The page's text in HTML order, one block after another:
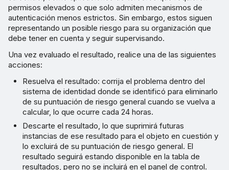
permisos elevados o que solo admiten mecanismos de
autenticación menos estrictos. Sin embargo, estos siguen
representando un posible riesgo para su organización que
debe tener en cuenta y seguir supervisando.
Una vez evaluado el resultado, realice una de las siguientes
acciones:
Resuelva el resultado: corrija el problema dentro del
sistema de identidad donde se identificó para eliminarlo
de su puntuación de riesgo general cuando se vuelva a
calcular, lo que ocurre cada 24 horas.
Descarte el resultado, lo que suprimirá futuras
instancias de ese resultado para el objeto en cuestión y
lo excluirá de su puntuación de riesgo general. El
resultado seguirá estando disponible en la tabla de
resultados, pero no se incluirá en el panel de control.